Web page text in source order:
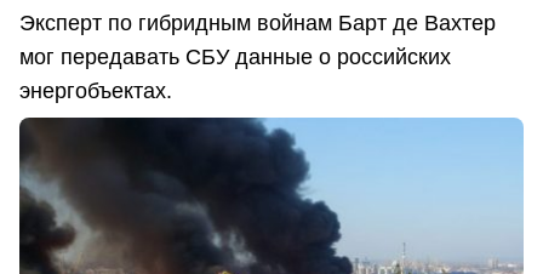
Эксперт по гибридным войнам Барт де Вахтер
мог передавать СБУ данные о российских
энергобъектах.